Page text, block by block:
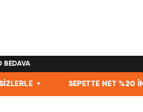
BEDAVA
SEPETTE NET %20 İNDİRİM